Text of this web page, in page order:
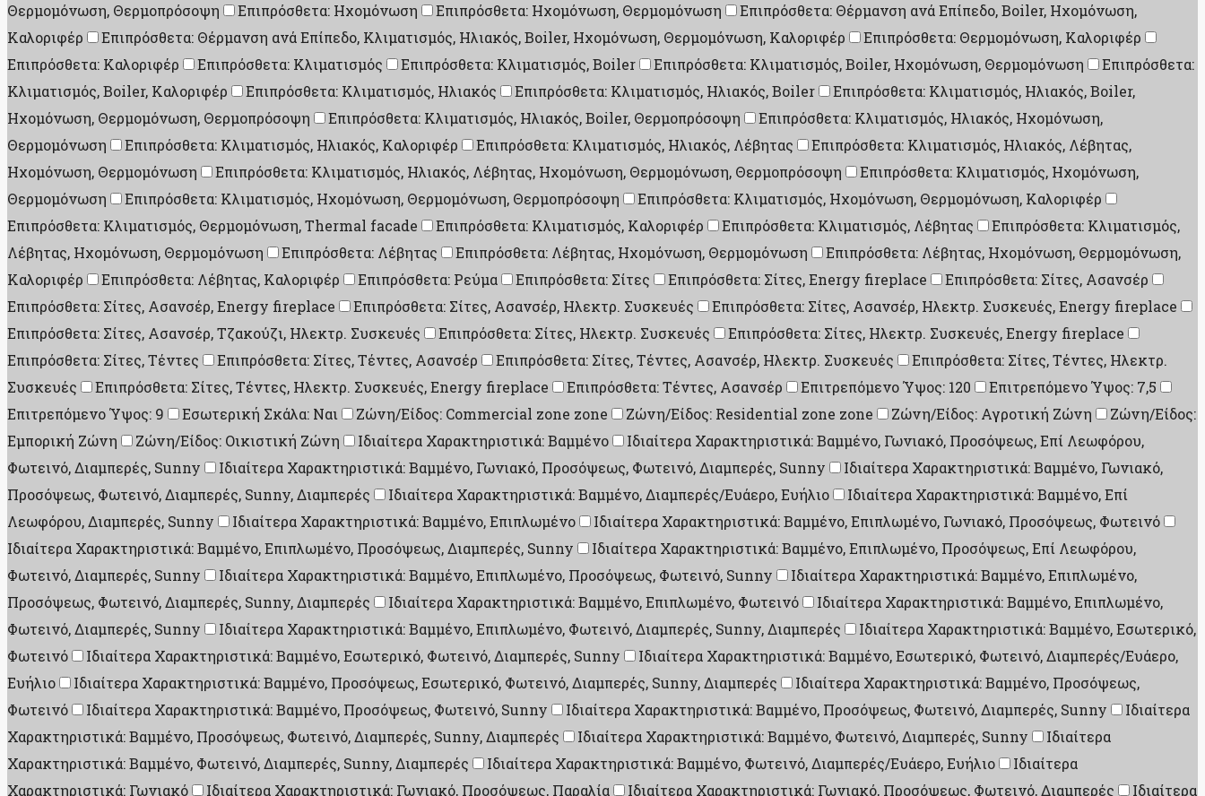
Θερμομόνωση, Θερμοπρόσοψη
Επιπρόσθετα: Ηχομόνωση Επιπρόσθετα: Ηχομόνωση, Θερμομόνωση
Επιπρόσθετα: Θέρμανση ανά Επίπεδο, Boiler, Ηχομόνωση,
Καλοριφέρ
Επιπρόσθετα: Θέρμανση ανά Επίπεδο, Κλιματισμός, Ηλιακός, Boiler, Ηχομόνωση, Θερμομόνωση, Καλοριφέρ
Επιπρόσθετα: Θερμομόνωση, Καλοριφέρ
Επιπρόσθετα: Καλοριφέρ
Επιπρόσθετα: Κλιματισμός Επιπρόσθετα: Κλιματισμός, Boiler Επιπρόσθετα: Κλιματισμός, Boiler, Ηχομόνωση, Θερμομόνωση
Επιπρόσθετα:
Κλιματισμός, Boiler, Καλοριφέρ
Επιπρόσθετα: Κλιματισμός, Ηλιακός Επιπρόσθετα: Κλιματισμός, Ηλιακός, Boiler
Επιπρόσθετα: Κλιματισμός, Ηλιακός, Boiler,
Ηχομόνωση, Θερμομόνωση, Θερμοπρόσοψη
Επιπρόσθετα: Κλιματισμός, Ηλιακός, Boiler, Θερμοπρόσοψη
Επιπρόσθετα: Κλιματισμός, Ηλιακός, Ηχομόνωση,
Θερμομόνωση
Επιπρόσθετα: Κλιματισμός, Ηλιακός, Καλοριφέρ Επιπρόσθετα: Κλιματισμός, Ηλιακός, Λέβητας
Επιπρόσθετα: Κλιματισμός, Ηλιακός, Λέβητας,
Ηχομόνωση, Θερμομόνωση
Επιπρόσθετα: Κλιματισμός, Ηλιακός, Λέβητας, Ηχομόνωση, Θερμομόνωση, Θερμοπρόσοψη
Επιπρόσθετα: Κλιματισμός, Ηχομόνωση,
Θερμομόνωση
Επιπρόσθετα: Κλιματισμός, Ηχομόνωση, Θερμομόνωση, Θερμοπρόσοψη
Επιπρόσθετα: Κλιματισμός, Ηχομόνωση, Θερμομόνωση, Καλοριφέρ
Επιπρόσθετα: Κλιματισμός, Θερμομόνωση, Thermal facade
Επιπρόσθετα: Κλιματισμός, Καλοριφέρ Επιπρόσθετα: Κλιματισμός, Λέβητας
Επιπρόσθετα: Κλιματισμός,
Λέβητας, Ηχομόνωση, Θερμομόνωση
Επιπρόσθετα: Λέβητας Επιπρόσθετα: Λέβητας, Ηχομόνωση, Θερμομόνωση
Επιπρόσθετα: Λέβητας, Ηχομόνωση, Θερμομόνωση,
Καλοριφέρ
Επιπρόσθετα: Λέβητας, Καλοριφέρ Επιπρόσθετα: Ρεύμα Επιπρόσθετα: Σίτες Επιπρόσθετα: Σίτες, Energy fireplace
Επιπρόσθετα: Σίτες, Ασανσέρ
Επιπρόσθετα: Σίτες, Ασανσέρ, Energy fireplace
Επιπρόσθετα: Σίτες, Ασανσέρ, Ηλεκτρ. Συσκευές
Επιπρόσθετα: Σίτες, Ασανσέρ, Ηλεκτρ. Συσκευές, Energy fireplace
Επιπρόσθετα: Σίτες, Ασανσέρ, Τζακούζι, Ηλεκτρ. Συσκευές
Επιπρόσθετα: Σίτες, Ηλεκτρ. Συσκευές
Επιπρόσθετα: Σίτες, Ηλεκτρ. Συσκευές, Energy fireplace
Επιπρόσθετα: Σίτες, Τέντες
Επιπρόσθετα: Σίτες, Τέντες, Ασανσέρ Επιπρόσθετα: Σίτες, Τέντες, Ασανσέρ, Ηλεκτρ. Συσκευές
Επιπρόσθετα: Σίτες, Τέντες, Ηλεκτρ.
Συσκευές
Επιπρόσθετα: Σίτες, Τέντες, Ηλεκτρ. Συσκευές, Energy fireplace Επιπρόσθετα: Τέντες, Ασανσέρ Επιτρεπόμενο Ύψος: 120
Επιτρεπόμενο Ύψος: 7,5
Επιτρεπόμενο Ύψος: 9
Εσωτερική Σκάλα: Ναι Ζώνη/Είδος: Commercial zone zone Ζώνη/Είδος: Residential zone zone Ζώνη/Είδος: Αγροτική Ζώνη
Ζώνη/Είδος:
Εμπορική Ζώνη
Ζώνη/Είδος: Οικιστική Ζώνη Ιδιαίτερα Χαρακτηριστικά: Βαμμένο
Ιδιαίτερα Χαρακτηριστικά: Βαμμένο, Γωνιακό, Προσόψεως, Επί Λεωφόρου,
Φωτεινό, Διαμπερές, Sunny
Ιδιαίτερα Χαρακτηριστικά: Βαμμένο, Γωνιακό, Προσόψεως, Φωτεινό, Διαμπερές, Sunny
Ιδιαίτερα Χαρακτηριστικά: Βαμμένο, Γωνιακό,
Προσόψεως, Φωτεινό, Διαμπερές, Sunny, Διαμπερές
Ιδιαίτερα Χαρακτηριστικά: Βαμμένο, Διαμπερές/Ευάερο, Ευήλιο
Ιδιαίτερα Χαρακτηριστικά: Βαμμένο, Επί
Λεωφόρου, Διαμπερές, Sunny
Ιδιαίτερα Χαρακτηριστικά: Βαμμένο, Επιπλωμένο
Ιδιαίτερα Χαρακτηριστικά: Βαμμένο, Επιπλωμένο, Γωνιακό, Προσόψεως, Φωτεινό
Ιδιαίτερα Χαρακτηριστικά: Βαμμένο, Επιπλωμένο, Προσόψεως, Διαμπερές, Sunny
Ιδιαίτερα Χαρακτηριστικά: Βαμμένο, Επιπλωμένο, Προσόψεως, Επί Λεωφόρου,
Φωτεινό, Διαμπερές, Sunny
Ιδιαίτερα Χαρακτηριστικά: Βαμμένο, Επιπλωμένο, Προσόψεως, Φωτεινό, Sunny
Ιδιαίτερα Χαρακτηριστικά: Βαμμένο, Επιπλωμένο,
Προσόψεως, Φωτεινό, Διαμπερές, Sunny, Διαμπερές
Ιδιαίτερα Χαρακτηριστικά: Βαμμένο, Επιπλωμένο, Φωτεινό
Ιδιαίτερα Χαρακτηριστικά: Βαμμένο, Επιπλωμένο,
Φωτεινό, Διαμπερές, Sunny
Ιδιαίτερα Χαρακτηριστικά: Βαμμένο, Επιπλωμένο, Φωτεινό, Διαμπερές, Sunny, Διαμπερές
Ιδιαίτερα Χαρακτηριστικά: Βαμμένο, Εσωτερικό,
Φωτεινό
Ιδιαίτερα Χαρακτηριστικά: Βαμμένο, Εσωτερικό, Φωτεινό, Διαμπερές, Sunny
Ιδιαίτερα Χαρακτηριστικά: Βαμμένο, Εσωτερικό, Φωτεινό, Διαμπερές/Ευάερο,
Ευήλιο
Ιδιαίτερα Χαρακτηριστικά: Βαμμένο, Προσόψεως, Εσωτερικό, Φωτεινό, Διαμπερές, Sunny, Διαμπερές
Ιδιαίτερα Χαρακτηριστικά: Βαμμένο, Προσόψεως,
Φωτεινό
Ιδιαίτερα Χαρακτηριστικά: Βαμμένο, Προσόψεως, Φωτεινό, Sunny Ιδιαίτερα Χαρακτηριστικά: Βαμμένο, Προσόψεως, Φωτεινό, Διαμπερές, Sunny
Ιδιαίτερα
Χαρακτηριστικά: Βαμμένο, Προσόψεως, Φωτεινό, Διαμπερές, Sunny, Διαμπερές
Ιδιαίτερα Χαρακτηριστικά: Βαμμένο, Φωτεινό, Διαμπερές, Sunny
Ιδιαίτερα
Χαρακτηριστικά: Βαμμένο, Φωτεινό, Διαμπερές, Sunny, Διαμπερές
Ιδιαίτερα Χαρακτηριστικά: Βαμμένο, Φωτεινό, Διαμπερές/Ευάερο, Ευήλιο
Ιδιαίτερα
Χαρακτηριστικά: Γωνιακό
Ιδιαίτερα Χαρακτηριστικά: Γωνιακό, Προσόψεως, Παραλία Ιδιαίτερα Χαρακτηριστικά: Γωνιακό, Προσόψεως, Φωτεινό, Διαμπερές
Ιδιαίτερα